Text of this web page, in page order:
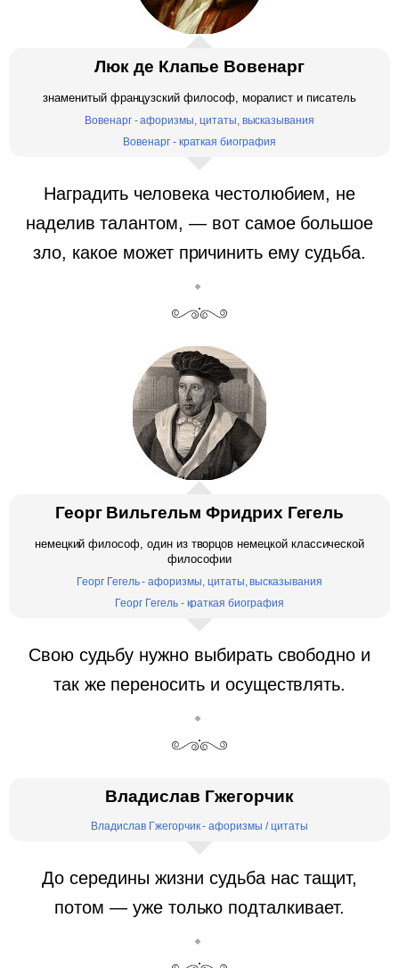
Люк де Клапье Вовенарг
знаменитый французский философ, моралист и писатель
Вовенарг - афоризмы, цитаты, высказывания
Вовенарг - краткая биография
Наградить человека честолюбием, не
наделив талантом, — вот самое большое
зло, какое может причинить ему судьба.
Георг Вильгельм Фридрих Гегель
немецкий философ, один из творцов немецкой классической
философии
Георг Гегель - афоризмы, цитаты, высказывания
Георг Гегель - краткая биография
Свою судьбу нужно выбирать свободно и
так же переносить и осуществлять.
Владислав Гжегорчик
Владислав Гжегорчик - афоризмы / цитаты
До середины жизни судьба нас тащит,
потом — уже только подталкивает.